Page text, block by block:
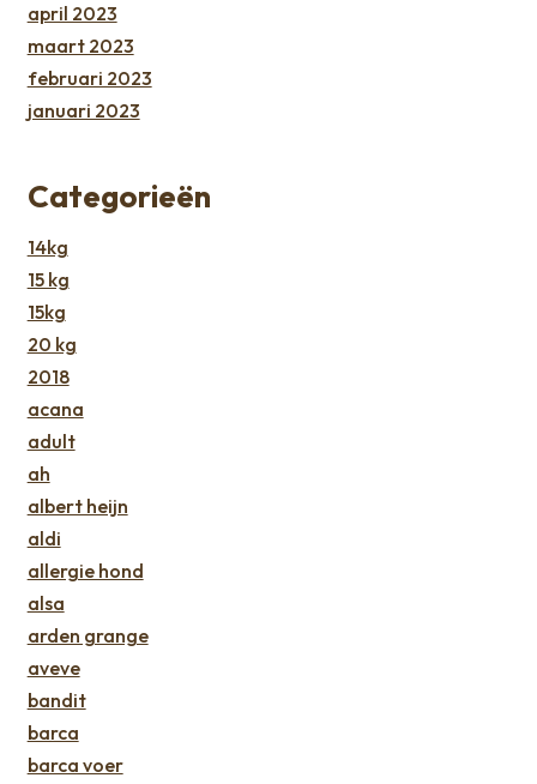
april 2023
maart 2023
februari 2023
januari 2023
Categorieën
14kg
15 kg
15kg
20 kg
2018
acana
adult
ah
albert heijn
aldi
allergie hond
alsa
arden grange
aveve
bandit
barca
barca voer